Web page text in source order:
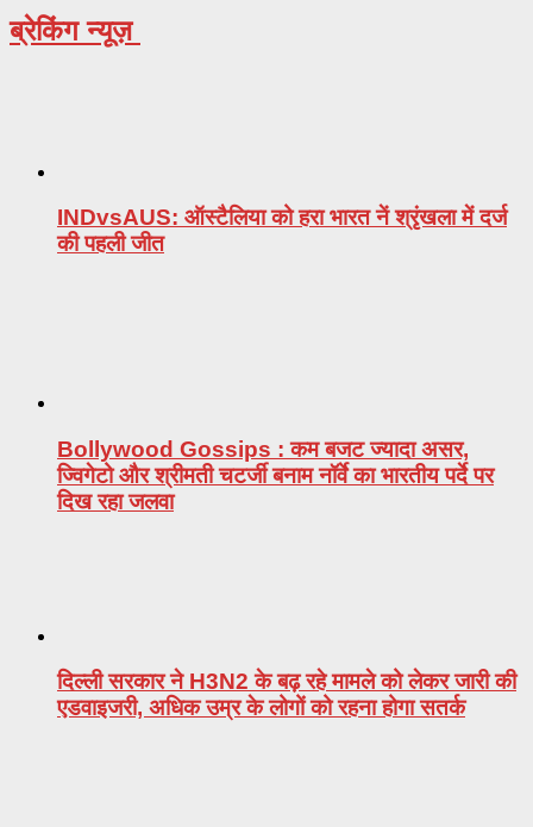
ब्रेकिंग न्यूज़
INDvsAUS: ऑस्टैलिया को हरा भारत नें श्रृंखला में दर्ज
की पहली जीत
Bollywood Gossips : कम बजट ज्यादा असर,
ज्विगेटो और श्रीमती चटर्जी बनाम नॉर्वे का भारतीय पर्दे पर
दिख रहा जलवा
दिल्ली सरकार ने H3N2 के बढ़ रहे मामले को लेकर जारी की
एडवाइजरी, अधिक उम्र के लोगों को रहना होगा सतर्क